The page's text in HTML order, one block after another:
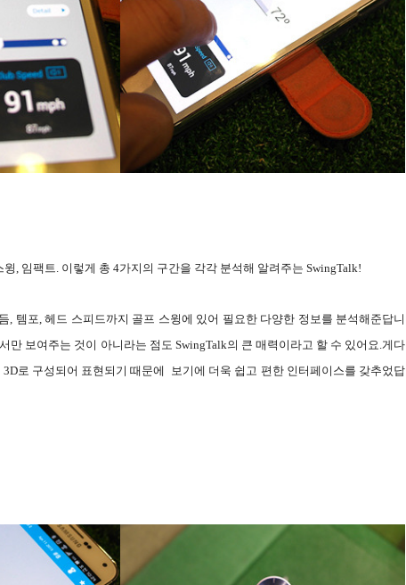
, 임팩트. 이렇게 총 4가지의 구간을 각각 분석해 알려주는 SwingTalk!
, 템포, 헤드 스피드까지 골프 스윙에 있어 필요한 다양한 정보를 분석해준답니
만 보여주는 것이 아니라는 점도 SwingTalk의 큰 매력이라고 할 수 있어요.게다
로 구성되어 표현되기 때문에 보기에 더욱 쉽고 편한 인터페이스를 갖추었답